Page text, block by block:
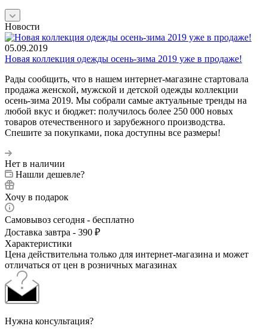
Новости
05.09.2019
Новая коллекция одежды осень-зима 2019 уже в продаже!
Рады сообщить, что в нашем интернет-магазине стартовала
продажа женской, мужской и детской одежды коллекции
осень-зима 2019. Мы собрали самые актуальные тренды на
любой вкус и бюджет: получилось более 250 000 новых
товаров отечественного и зарубежного производства.
Спешите за покупками, пока доступны все размеры!
Нет в наличии
Нашли дешевле?
Хочу в подарок
Самовывоз сегодня - бесплатно
Доставка завтра - 390 ₽
Характеристики
Цена действительна только для интернет-магазина и может
отличаться от цен в розничных магазинах
Нужна консультация?